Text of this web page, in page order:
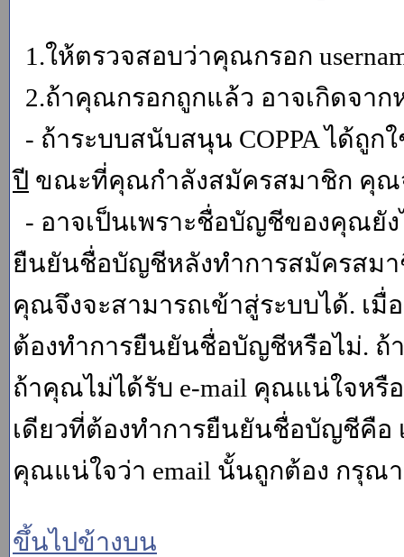
1.ให้ตรวจสอบว่าคุณกรอก
2.ถ้าคุณกรอกถูกแล้ว อาจเกิดจาก
- ถ้าระบบสนับสนุน COPPA ได้ถู
ปี ขณะที่คุณกำลังสมัครสมาชิก คุ
- อาจเป็นเพราะชื่อบัญชีของคุณยั
ยืนยันชื่อบัญชีหลังทำการสมัครสมา
คุณจึงจะสามารถเข้าสู่ระบบได้. เ
ต้องทำการยืนยันชื่อบัญชีหรือไม่.
ถ้าคุณไม่ได้รับ e-mail คุณแน่ใจหรื
เดียวที่ต้องทำการยืนยันชื่อบัญชีคือ
คุณแน่ใจว่า email นั้นถูกต้อง กรุณ
ขึ้นไปข้างบน